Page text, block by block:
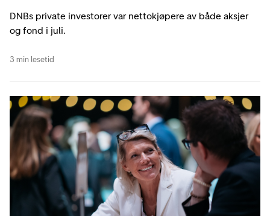
DNBs private investorer var nettokjøpere av både aksjer
og fond i juli.
3 min lesetid